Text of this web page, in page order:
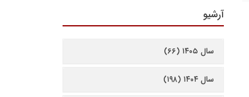
آرشیو
سال ۱۴۰۵ (۶۶)
سال ۱۴۰۴ (۱۹۸)